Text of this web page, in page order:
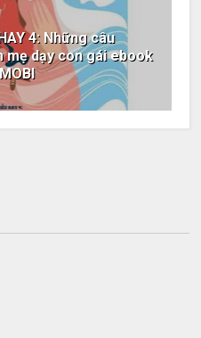
4: Những câu
mẹ dạy con gái ebook